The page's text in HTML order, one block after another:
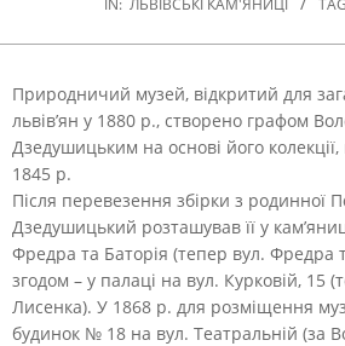
IN: ЛЬВІВСЬКІ КАМ'ЯНИЦІ
Природничий музей, відкритий для
львів’ян у 1880 р., створено графом
Дзедушицьким на основі його
1845 р.
Після перевезення збірки з родинної
Дзедушицький розташував її у
Фредра та Баторія (тепер вул. Фредра
згодом – у палаці на вул. Курковій, 15
Лисенка). У 1868 р. для розміщення
будинок № 18 на вул. Театральній (за